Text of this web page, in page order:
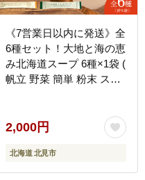
《7営業日以内に発送》全
6種セット！大地と海の恵
み北海道スープ 6種×1袋 (
帆立 野菜 簡単 粉末 スー
2,000円
北海道 北見市